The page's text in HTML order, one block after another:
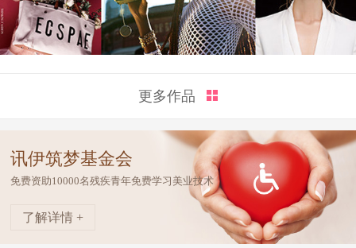
更多作品
讯伊筑梦基金会
免费资助10000名残疾青年免费学习美业技术
了解详情 +